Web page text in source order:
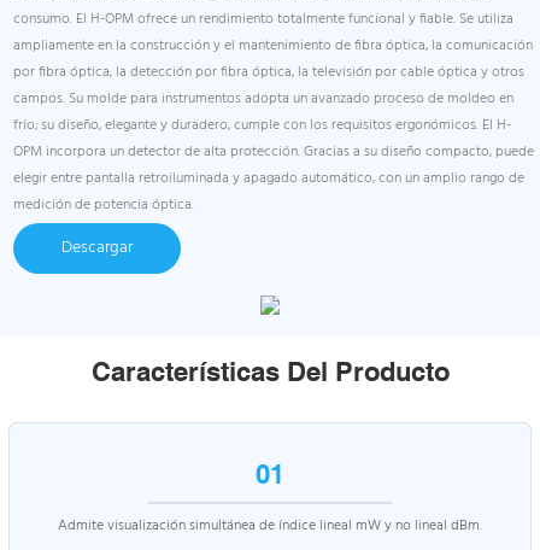
consumo. El H-OPM ofrece un rendimiento totalmente funcional y fiable. Se utiliza
ampliamente en la construcción y el mantenimiento de fibra óptica, la comunicación
por fibra óptica, la detección por fibra óptica, la televisión por cable óptica y otros
campos. Su molde para instrumentos adopta un avanzado proceso de moldeo en
frío; su diseño, elegante y duradero, cumple con los requisitos ergonómicos. El H-
OPM incorpora un detector de alta protección. Gracias a su diseño compacto, puede
elegir entre pantalla retroiluminada y apagado automático, con un amplio rango de
medición de potencia óptica.
Descargar
Características Del Producto
01
Admite visualización simultánea de índice lineal mW y no lineal dBm.